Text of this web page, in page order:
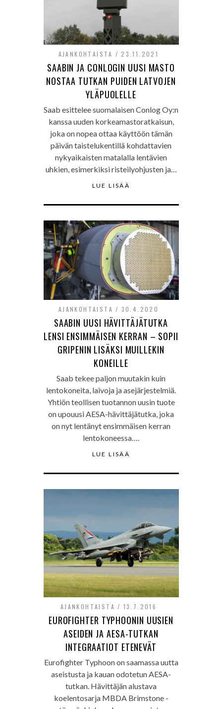
AJANKOHTAISTA 23.11.2021
SAABIN JA CONLOGIN UUSI MASTO
NOSTAA TUTKAN PUIDEN LATVOJEN
YLÄPUOLELLE
Saab esittelee suomalaisen Conlog Oy:n
kanssa uuden korkeamastoratkaisun,
joka on nopea ottaa käyttöön tämän
päivän taistelukentillä kohdattavien
nykyaikaisten matalalla lentävien
uhkien, esimerkiksi risteilyohjusten ja…
LUE LISÄÄ
AJANKOHTAISTA 30.4.2020
SAABIN UUSI HÄVITTÄJÄTUTKA
LENSI ENSIMMÄISEN KERRAN – SOPII
GRIPENIN LISÄKSI MUILLEKIN
KONEILLE
Saab tekee paljon muutakin kuin
lentokoneita, laivoja ja asejärjestelmiä.
Yhtiön teollisen tuotannon uusin tuote
on upouusi AESA-hävittäjätutka, joka
on nyt lentänyt ensimmäisen kerran
lentokoneessa….
LUE LISÄÄ
AJANKOHTAISTA 13.7.2016
EUROFIGHTER TYPHOONIN UUSIEN
ASEIDEN JA AESA-TUTKAN
INTEGRAATIOT ETENEVÄT
Eurofighter Typhoon on saamassa uutta
aseistusta ja kauan odotetun AESA-
tutkan. Hävittäjän alustava
koelentosarja MBDA Brimstone -